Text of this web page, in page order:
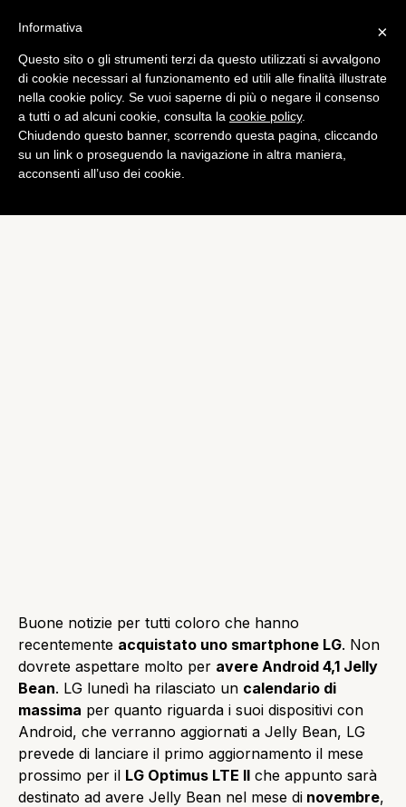
Computer
LG: calendario update Jelly
Bean per Optimus Vu e
Optimus G
diAlessandro Moretti
Buone notizie per tutti coloro che hanno
recentemente acquistato uno smartphone LG. Non
dovrete aspettare molto per avere Android 4,1 Jelly
Bean. LG lunedì ha rilasciato un calendario di
massima per quanto riguarda i suoi dispositivi con
Android, che verranno aggiornati a Jelly Bean, LG
prevede di lanciare il primo aggiornamento il mese
prossimo per il LG Optimus LTE II che appunto sarà
destinato ad avere Jelly Bean nel mese di novembre,
×
Informativa
Questo sito o gli strumenti terzi da questo utilizzati si avvalgono
di cookie necessari al funzionamento ed utili alle finalità illustrate
nella cookie policy. Se vuoi saperne di più o negare il consenso
a tutti o ad alcuni cookie, consulta la cookie policy.
Chiudendo questo banner, scorrendo questa pagina, cliccando
su un link o proseguendo la navigazione in altra maniera,
acconsenti all’uso dei cookie.